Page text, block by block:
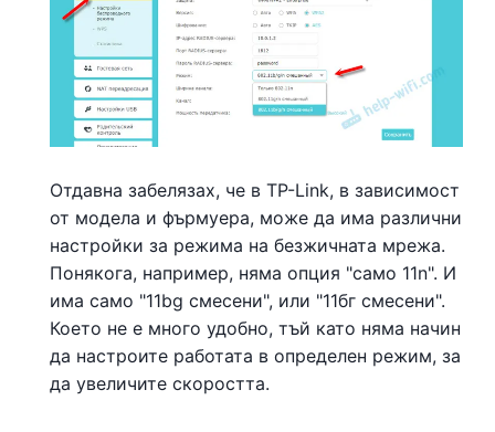
Отдавна забелязах, че в TP-Link, в зависимост
от модела и фърмуера, може да има различни
настройки за режима на безжичната мрежа.
Понякога, например, няма опция "само 11n". И
има само "11bg смесени", или "11бг смесени".
Което не е много удобно, тъй като няма начин
да настроите работата в определен режим, за
да увеличите скоростта.